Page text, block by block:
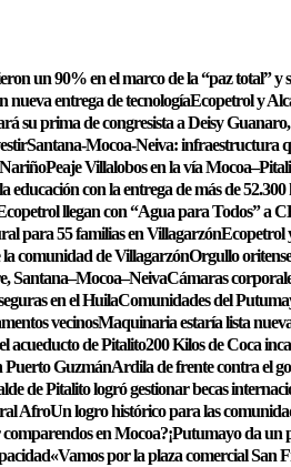
un 90% en el marco de la “paz total” y
nueva entrega de tecnologíaEcopetrol y
su prima de congresista a Deisy
Santana-Mocoa-Neiva: infraestructura
Peaje Villalobos en la vía
educación con la entrega de más de 52.300
llegan con “Agua para Todos” a
para 55 familias en VillagarzónEcopetrol
comunidad de VillagarzónOrgullo
Santana–Mocoa–NeivaCámaras
en el HuilaComunidades del
vecinosMaquinaria estaría lista
acueducto de Pitalito200 Kilos de Coca
Puerto GuzmánArdila de frente contra el
de Pitalito logró gestionar becas
AfroUn logro histórico para las
en Mocoa?¡Putumayo da un
«Vamos por la plaza comercial San